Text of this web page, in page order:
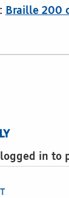
Braille 200
in to